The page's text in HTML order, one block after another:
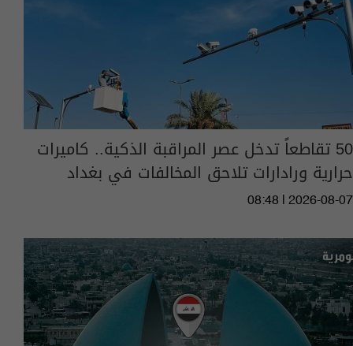
50 تقاطعاً تدخل عصر المراقبة الذكية.. كاميرات
حرارية ورادارات تلاحق المخالفات في بغداد
08:48 | 2026-08-07